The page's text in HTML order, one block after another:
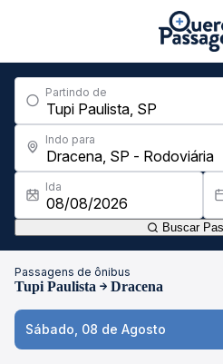
Partindo de
Indo para
Ida
Buscar
Passagens de ônibus
Tupi Paulista Dracena
Sábado, 08 de Agosto